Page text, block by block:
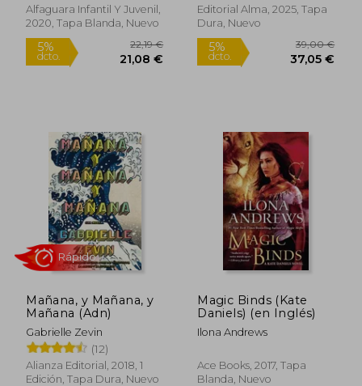
Alfaguara Infantil Y Juvenil,
2020, Tapa Blanda, Nuevo
Editorial Alma, 2025, Tapa
Dura, Nuevo
Rápido
Mañana, y Mañana, y
Mañana (Adn)
Gabrielle Zevin
(12)
Alianza Editorial, 2018, 1
Edición, Tapa Dura, Nuevo
Magic Binds (Kate
Daniels) (en Inglés)
Ilona Andrews
Ace Books, 2017, Tapa
Blanda, Nuevo